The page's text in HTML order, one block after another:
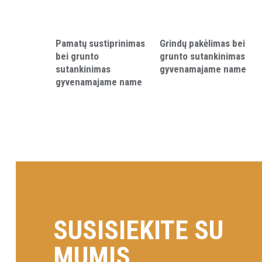
Pamatų sustiprinimas
bei grunto
sutankinimas
gyvenamajame name
Grindų pakėlimas bei
grunto sutankinimas
gyvenamajame name
SUSISIEKITE SU